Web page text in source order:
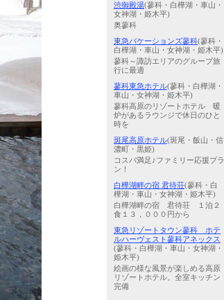
渋御殿湯(蓼科・白樺湖・車山・
女神湖・姫木平)
奥蓼科
東急バケーションズ蓼科(蓼科・
白樺湖・車山・女神湖・姫木平)
蓼科～諏訪エリアのグループ旅
行に最適
蓼科東急ホテル(蓼科・白樺湖・
車山・女神湖・姫木平)
蓼科高原のリゾートホテル 暖
炉があるラウンジで休日のひと
時を
斑尾高原ホテル(斑尾・飯山・信
濃町・黒姫)
コスパ満足♪ファミリー応援プラ
ン！
白樺湖畔の宿 君待荘(蓼科・白
樺湖・車山・女神湖・姫木平)
白樺湖畔の宿 君待荘 １泊２
食１３，０００円から
東急リゾートタウン蓼科 ホテ
ルハーヴェスト蓼科アネックス
(蓼科・白樺湖・車山・女神湖・
姫木平)
絵画の様な風景が楽しめる高原
リゾートホテル。全室キッチン
完備